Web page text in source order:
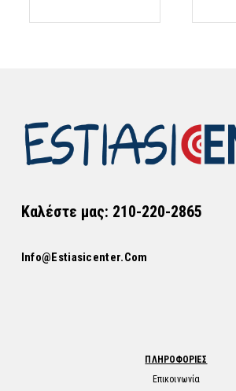
Καλέστε μας: 210-220-2865
Info@estiasicenter.com
ΠΛΗΡΟΦΟΡΙΕΣ
Επικοινωνία